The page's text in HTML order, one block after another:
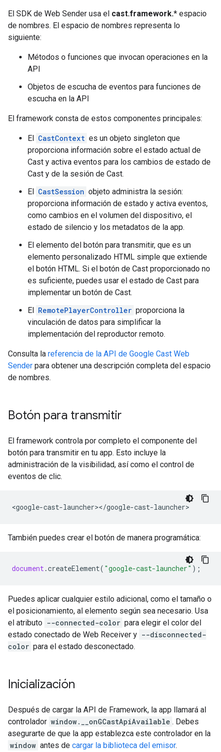
El SDK de Web Sender usa el cast.framework.* espacio
de nombres. El espacio de nombres representa lo
siguiente:
Métodos o funciones que invocan operaciones en la
API
Objetos de escucha de eventos para funciones de
escucha en la API
El framework consta de estos componentes principales:
El CastContext es un objeto singleton que
proporciona información sobre el estado actual de
Cast y activa eventos para los cambios de estado de
Cast y de la sesión de Cast.
El CastSession objeto administra la sesión:
proporciona información de estado y activa eventos,
como cambios en el volumen del dispositivo, el
estado de silencio y los metadatos de la app.
El elemento del botón para transmitir, que es un
elemento personalizado HTML simple que extiende
el botón HTML. Si el botón de Cast proporcionado no
es suficiente, puedes usar el estado de Cast para
implementar un botón de Cast.
El RemotePlayerController proporciona la
vinculación de datos para simplificar la
implementación del reproductor remoto.
Consulta la referencia de la API de Google Cast Web
Sender para obtener una descripción completa del espacio
de nombres.
Botón para transmitir
El framework controla por completo el componente del
botón para transmitir en tu app. Esto incluye la
administración de la visibilidad, así como el control de
eventos de clic.
<google-cast-launcher></google-cast-launcher
También puedes crear el botón de manera programática:
document.createElement( "google-cast-launcher" );
Puedes aplicar cualquier estilo adicional, como el tamaño o
el posicionamiento, al elemento según sea necesario. Usa
el atributo --connected-color para elegir el color del
estado conectado de Web Receiver y --disconnected-
color para el estado desconectado.
Inicialización
Después de cargar la API de Framework, la app llamará al
controlador window.__onGCastApiAvailable . Debes
asegurarte de que la app establezca este controlador en la
window antes de cargar la biblioteca del emisor.